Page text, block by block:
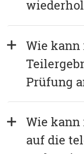
Wie
Prüfung
Wie
auf die